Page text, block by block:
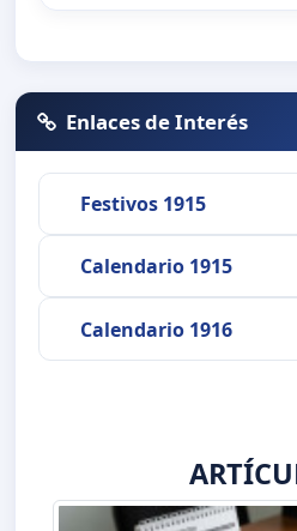
Enlaces de Interés
Festivos 1915
Calendario 1915
Calendario 1916